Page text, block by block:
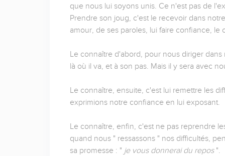
que nous lui soyons unis. Ce n'est pas de
Prendre son joug, c'est le recevoir dans
amour, de ses paroles, lui faire confiance, le
Le connaître d'abord, pour nous diriger
là où il va, et à son pas. Mais il y sera avec
Le connaître, ensuite, c'est lui remettre les
exprimions notre confiance en lui exposant.
Le connaître, enfin, c'est ne pas reprendre
quand nous " ressassons " nos difficultés,
sa promesse : " je vous donnerai du repos".